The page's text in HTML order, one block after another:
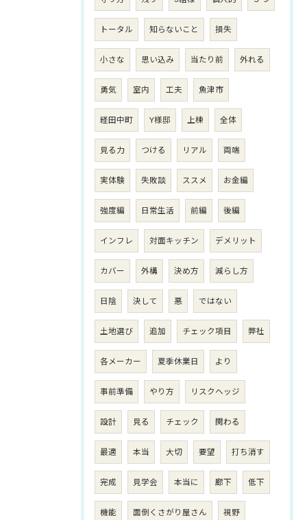
トータル 知らないこと 損失
小さな 思い込み 当たり前 外れる
勇気 室内 工夫 魚津市
経田中町 Y様邸 上棟 全体
見る力 つける リアル 両端
実体験 失敗談 ススメ お金編
強度編 日常生活 前編 後編
インフレ 対面キッチン デメリット
カバー 外構 決め方 減らし方
日陰 決して 悪 ではない
土地選び 追加 チェック項目 弊社
各メーカー 夏季休業日 より
事前準備 やり方 リスクヘッジ
設計 見る チェック 関わる
最適 本当 大切 要望 打ち消す
完成 見学会 本当に 廊下 低下
機能 面倒くさがり屋さん 視野